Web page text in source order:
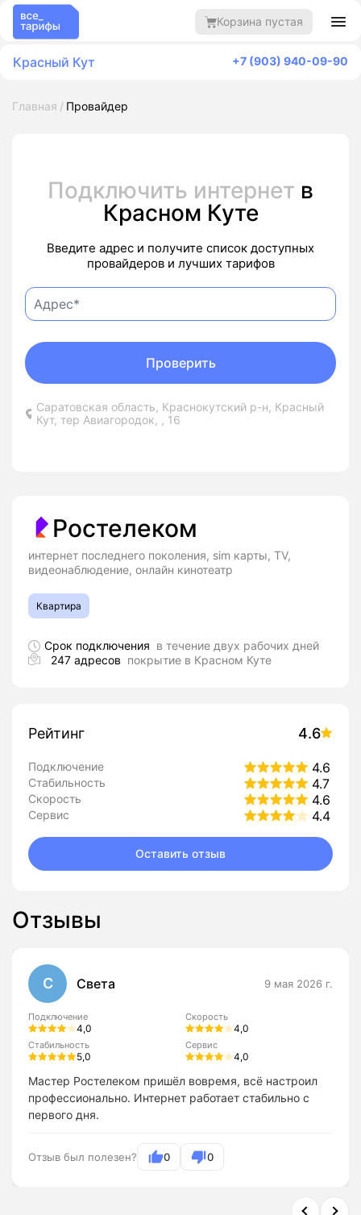
Корзина пустая
Красный Кут +7 (903) 940-09-90
Главная Провайдер
Подключить интернет в
Красном Куте
Введите адрес и получите список доступных
провайдеров и лучших тарифов
Саратовская область, Краснокутский р-н, Красный
Кут, тер Авиагородок, , 16
Проверить
Ростелеком
интернет последнего поколения, sim карты, TV,
видеонаблюдение, онлайн кинотеатр
Квартира
Срок подключения в течение двух рабочих дней
247 адресов покрытие в Красном Куте
Рейтинг 4.6
Подключение 4.6
Стабильность 4.7
Скорость 4.6
Сервис 4.4
Оставить отзыв
Отзывы
С Света 9 мая 2026 г.
Подключение
4,0
Скорость
4,0
Стабильность
5,0
Сервис
4,0
Мастер Ростелеком пришёл вовремя, всё настроил
профессионально. Интернет работает стабильно с
первого дня.
Отзыв был полезен? 0 0